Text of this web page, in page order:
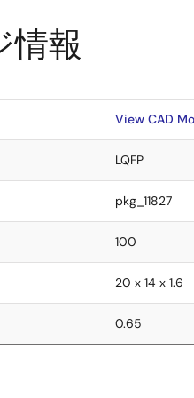
情報
View CAD
LQFP
pkg_11827
100
20 x 14 x 1.6
0.65